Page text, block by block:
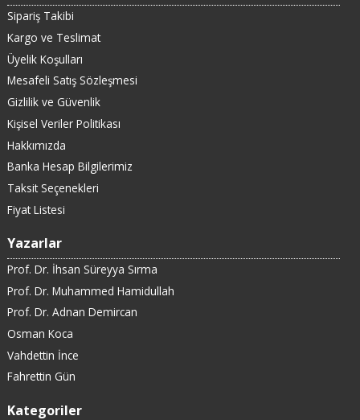
Sipariş Takibi
Kargo ve Teslimat
Üyelik Koşulları
Mesafeli Satış Sözleşmesi
Gizlilik ve Güvenlik
Kişisel Veriler Politikası
Hakkımızda
Banka Hesap Bilgilerimiz
Taksit Seçenekleri
Fiyat Listesi
Yazarlar
Prof. Dr. İhsan Süreyya Sırma
Prof. Dr. Muhammed Hamidullah
Prof. Dr. Adnan Demircan
Osman Koca
Vahdettin İnce
Fahrettin Gün
Kategoriler